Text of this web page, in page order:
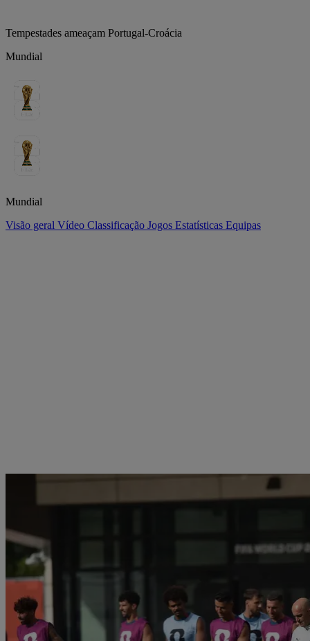
Tempestades ameaçam Portugal-Croácia
Mundial
Mundial
Visão geral Vídeo Classificação Jogos Estatísticas Equipas